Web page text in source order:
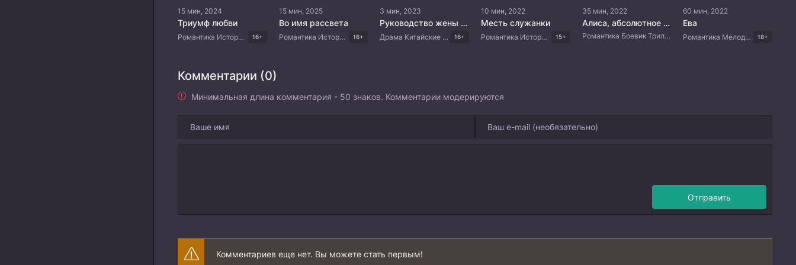
15 мин, 2024
Триумф любви
Романтика Исторический Китайские дорамы 16+
15 мин, 2025
Во имя рассвета
Романтика Исторический Фэнтези Драма Китайские дорамы Дорамы 2025 16+
3 мин, 2023
Руководство жены по контратаке
Драма Китайские дорамы 16+
10 мин, 2022
Месть служанки
Романтика Исторический Мистика Драма Китайские дорамы 15+
35 мин, 2022
Алиса, абсолютное оружие
Романтика Боевик Триллер Корейские дорамы
60 мин, 2022
Ева
Романтика Мелодрама Драма Корейские дорамы 18+
Комментарии (0)
Минимальная длина комментария - 50 знаков. Комментарии модерируются
Отправить
Комментариев еще нет. Вы можете стать первым!